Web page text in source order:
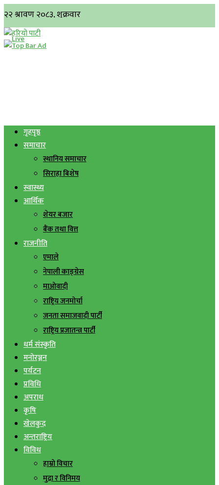
गृहपृष्ठ
समाचार
स्थानिय समाचार
सिराहा बिशेष
स्वास्थ्य
आर्थिक
शेयर बजार
बैंक तथा वित्त
राजनीति
एमाले
नेपाली काङ्ग्रेस
माओवादी
राष्ट्रिय जनमोर्चा
जनता समाजवादी पार्टी
राष्ट्रिय प्रजातन्त्र पार्टी
धर्म संस्कृति
मनोरञ्जन
पर्यटन
प्रविधि
अपराध
कृषि
खेलकुद
अन्तराष्ट्रिय
विविध
हाम्रो विचार
मुद्रा र विनिमय